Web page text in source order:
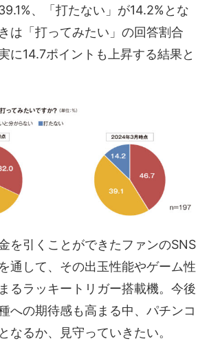
、「打たない」が14.2%とな
は「打ってみたい」の回答割合
に14.7ポイントも上昇する結果と
を引くことができたファンのSNS
通して、その出玉性能やゲーム性
るラッキートリガー搭載機。今後
への期待感も高まる中、パチンコ
なるか、見守っていきたい。